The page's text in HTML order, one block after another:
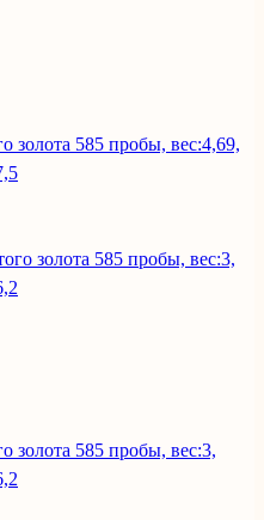
золота 585 пробы, вес:4,69,
золота 585 пробы, вес:3,